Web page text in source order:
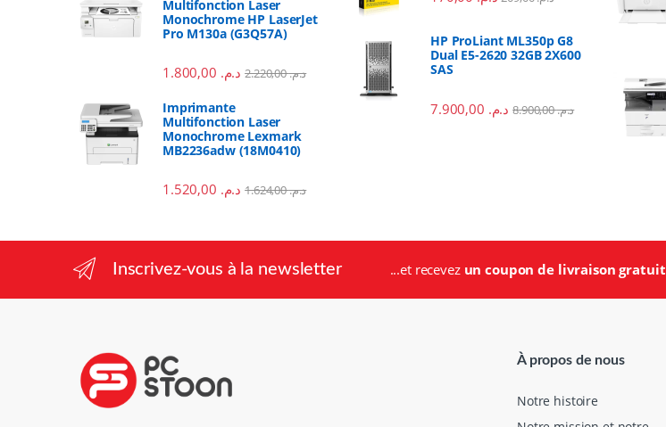
Multifonction Laser
Monochrome HP LaserJet
Pro M130a (G3Q57A)
د.م. د.م.2.220,00
Imprimante
Multifonction Laser
Monochrome Lexmark
MB2236adw (18M0410)
د.م. د.م.1.624,00
HP ProLiant ML350p G8
Dual E5-2620 32GB 2X600
SAS
د.م. د.م.8.900,00
Inscrivez-vous à la newsletter ...et recevez un coupon de livraison gratuit
À propos de nous
Notre histoire